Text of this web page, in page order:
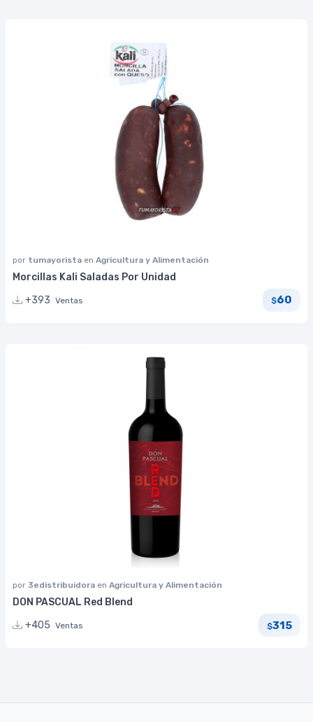
por tumayorista en Agricultura y Alimentación
Morcillas Kali Saladas Por Unidad
+393 Ventas $60
por 3edistribuidora en Agricultura y Alimentación
DON PASCUAL Red Blend
+405 Ventas $315